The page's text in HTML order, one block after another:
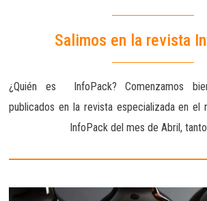
Salimos en la revista
¿Quién es InfoPack? Comenzamos
publicados en la revista especializada en el
InfoPack del mes de Abril,